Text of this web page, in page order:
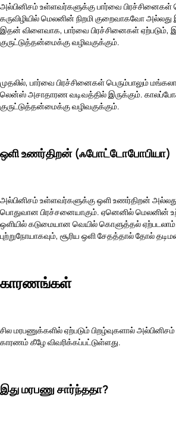
அல்பினிசம் உள்ளவர்களுக்கு பார்வை
கருவிழியில் மெலனின் நிறமி குறைவாகவோ
இதன் விளைவாக, பார்வை பிரச்சினைகள் ஏற்படும்,
குருட்டுத்தன்மைக்கு வழிவகுக்கும்.
முதலில், பார்வை பிரச்சினைகள் பெரும்பாலும்
லென்ஸ் அசாதாரண வடிவத்தில் இருக்கும்.
குருட்டுத்தன்மைக்கு வழிவகுக்கும்.
ஒளி உணர்திறன் (ஃபோட்டோபோபியா)
அல்பினிசம் உள்ளவர்களுக்கு ஒளி உணர்திறன்
பொதுவான பிரச்சனையாகும். ஏனெனில் மெலனின்
ஒளியில் கடுமையான வெயில் கொளுத்தல்
புற்றுநோயாகவும், சூரிய ஒளி சேதத்தால் தோல்
காரணங்கள்
சில மரபணுக்களில் ஏற்படும் பிறழ்வுகளால்
காரணம் கீழே விவரிக்கப்பட்டுள்ளது.
இது மரபணு சார்ந்ததா?